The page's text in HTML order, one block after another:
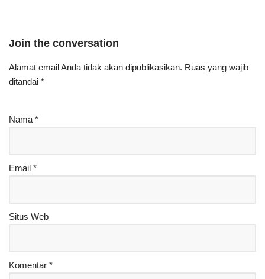
Join the conversation
Alamat email Anda tidak akan dipublikasikan. Ruas yang wajib
ditandai *
Nama *
Email *
Situs Web
Komentar *